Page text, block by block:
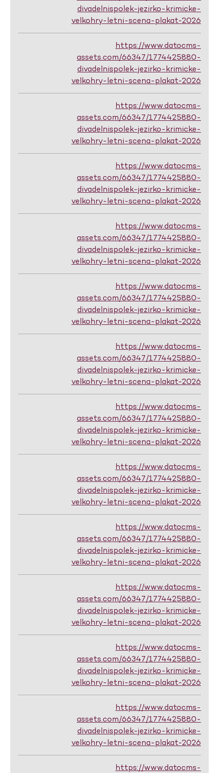
divadelnispolek-jezirko-krimicke-
velkohry-letni-scena-plakat-2026
https://www.datocms-
assets.com/66347/1774425880-
divadelnispolek-jezirko-krimicke-
velkohry-letni-scena-plakat-2026
https://www.datocms-
assets.com/66347/1774425880-
divadelnispolek-jezirko-krimicke-
velkohry-letni-scena-plakat-2026
https://www.datocms-
assets.com/66347/1774425880-
divadelnispolek-jezirko-krimicke-
velkohry-letni-scena-plakat-2026
https://www.datocms-
assets.com/66347/1774425880-
divadelnispolek-jezirko-krimicke-
velkohry-letni-scena-plakat-2026
https://www.datocms-
assets.com/66347/1774425880-
divadelnispolek-jezirko-krimicke-
velkohry-letni-scena-plakat-2026
https://www.datocms-
assets.com/66347/1774425880-
divadelnispolek-jezirko-krimicke-
velkohry-letni-scena-plakat-2026
https://www.datocms-
assets.com/66347/1774425880-
divadelnispolek-jezirko-krimicke-
velkohry-letni-scena-plakat-2026
https://www.datocms-
assets.com/66347/1774425880-
divadelnispolek-jezirko-krimicke-
velkohry-letni-scena-plakat-2026
https://www.datocms-
assets.com/66347/1774425880-
divadelnispolek-jezirko-krimicke-
velkohry-letni-scena-plakat-2026
https://www.datocms-
assets.com/66347/1774425880-
divadelnispolek-jezirko-krimicke-
velkohry-letni-scena-plakat-2026
https://www.datocms-
assets.com/66347/1774425880-
divadelnispolek-jezirko-krimicke-
velkohry-letni-scena-plakat-2026
https://www.datocms-
assets.com/66347/1774425880-
divadelnispolek-jezirko-krimicke-
velkohry-letni-scena-plakat-2026
https://www.datocms-